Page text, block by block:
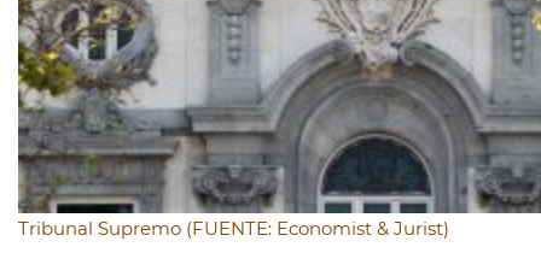
Tribunal Supremo (FUENTE: Economist & Jurist)